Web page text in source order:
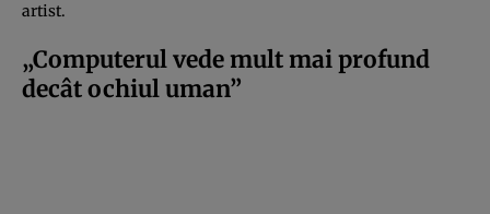
artist.
„Computerul vede mult mai profund
decât ochiul uman”